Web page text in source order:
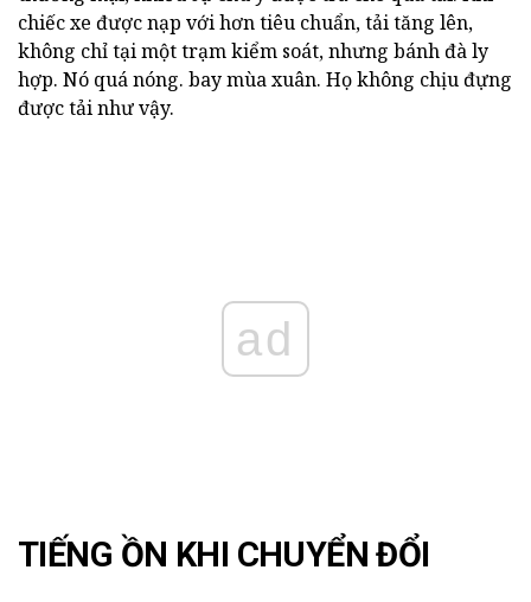
chiếc xe được nạp với hơn tiêu chuẩn, tải tăng lên,
không chỉ tại một trạm kiểm soát, nhưng bánh đà ly
hợp. Nó quá nóng. bay mùa xuân. Họ không chịu đựng
được tải như vậy.
ad
TIẾNG ỒN KHI CHUYỂN ĐỔI